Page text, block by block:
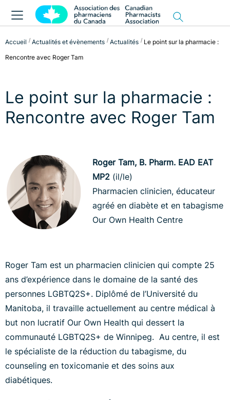
Accueil Actualités et évènements Actualités
Le point sur la pharmacie :
Rencontre avec Roger Tam
Le point sur la pharmacie :
Rencontre avec Roger Tam
Roger Tam, B. Pharm. EAD EAT
MP2 (il/le)
Pharmacien clinicien, éducateur
agréé en diabète et en tabagisme
Our Own Health Centre
Roger Tam est un pharmacien clinicien qui compte 25
ans d’expérience dans le domaine de la santé des
personnes LGBTQ2S+. Diplômé de l’Université du
Manitoba, il travaille actuellement au centre médical à
but non lucratif Our Own Health qui dessert la
communauté LGBTQ2S+ de Winnipeg. Au centre, il est
le spécialiste de la réduction du tabagisme, du
counseling en toxicomanie et des soins aux
diabétiques.